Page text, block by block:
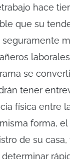
hace
que su
seguramente
se
tener
física entre
forma,
de su
determinar